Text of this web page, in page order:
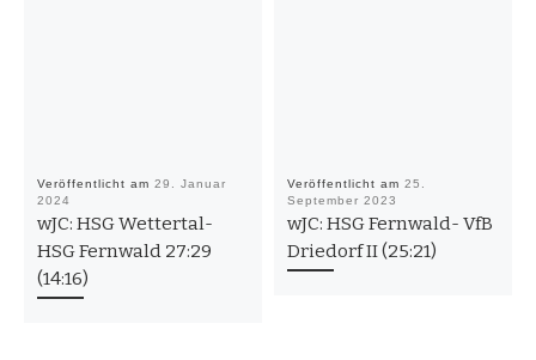
Veröffentlicht am29. Januar
2024
wJC: HSG Wettertal-
HSG Fernwald 27:29
(14:16)
Veröffentlicht am25.
September 2023
wJC: HSG Fernwald- VfB
Driedorf II (25:21)